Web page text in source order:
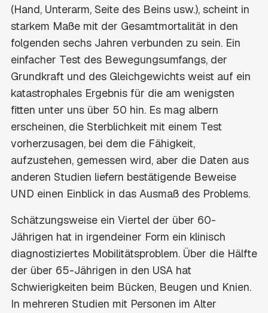
(Hand, Unterarm, Seite des Beins usw.), scheint in
starkem Maße mit der Gesamtmortalität in den
folgenden sechs Jahren verbunden zu sein. Ein
einfacher Test des Bewegungsumfangs, der
Grundkraft und des Gleichgewichts weist auf ein
katastrophales Ergebnis für die am wenigsten
fitten unter uns über 50 hin. Es mag albern
erscheinen, die Sterblichkeit mit einem Test
vorherzusagen, bei dem die Fähigkeit,
aufzustehen, gemessen wird, aber die Daten aus
anderen Studien liefern bestätigende Beweise
UND einen Einblick in das Ausmaß des Problems.
Schätzungsweise ein Viertel der über 60-
Jährigen hat in irgendeiner Form ein klinisch
diagnostiziertes Mobilitätsproblem. Über die Hälfte
der über 65-Jährigen in den USA hat
Schwierigkeiten beim Bücken, Beugen und Knien.
In mehreren Studien mit Personen im Alter